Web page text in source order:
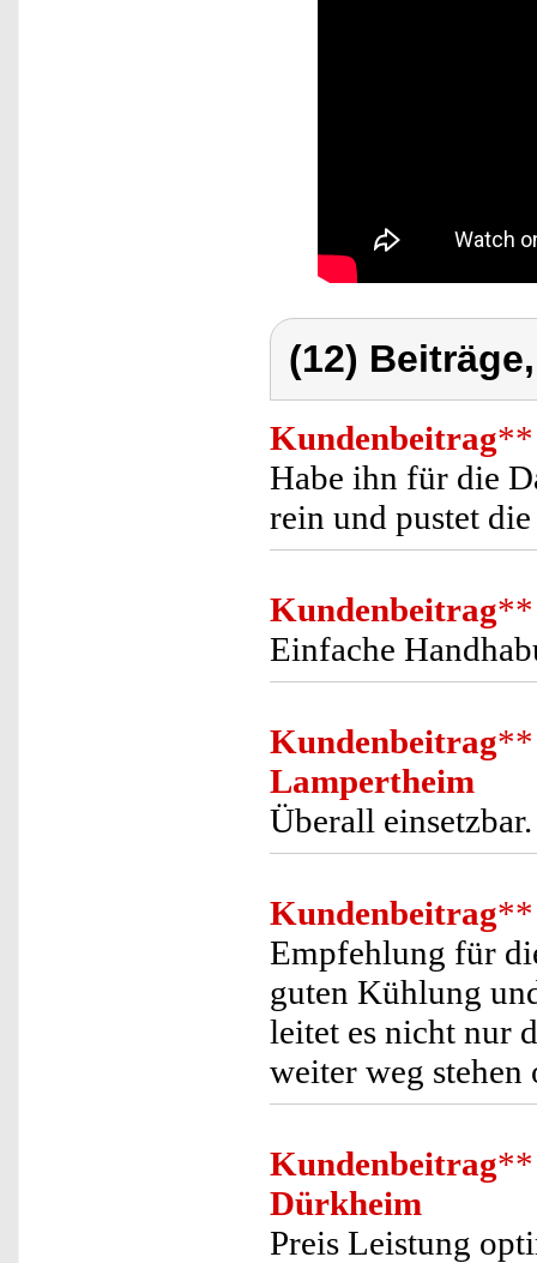
(12)
Kundenbeitrag**
Habe ihn für die
rein und pustet
Kundenbeitrag**
Einfache
Kundenbeitrag**
Lampertheim
Überall einsetzbar.
Kundenbeitrag**
Empfehlung für
guten Kühlung
leitet es nicht nur
weiter weg stehen
Kundenbeitrag**
Dürkheim
Preis Leistung